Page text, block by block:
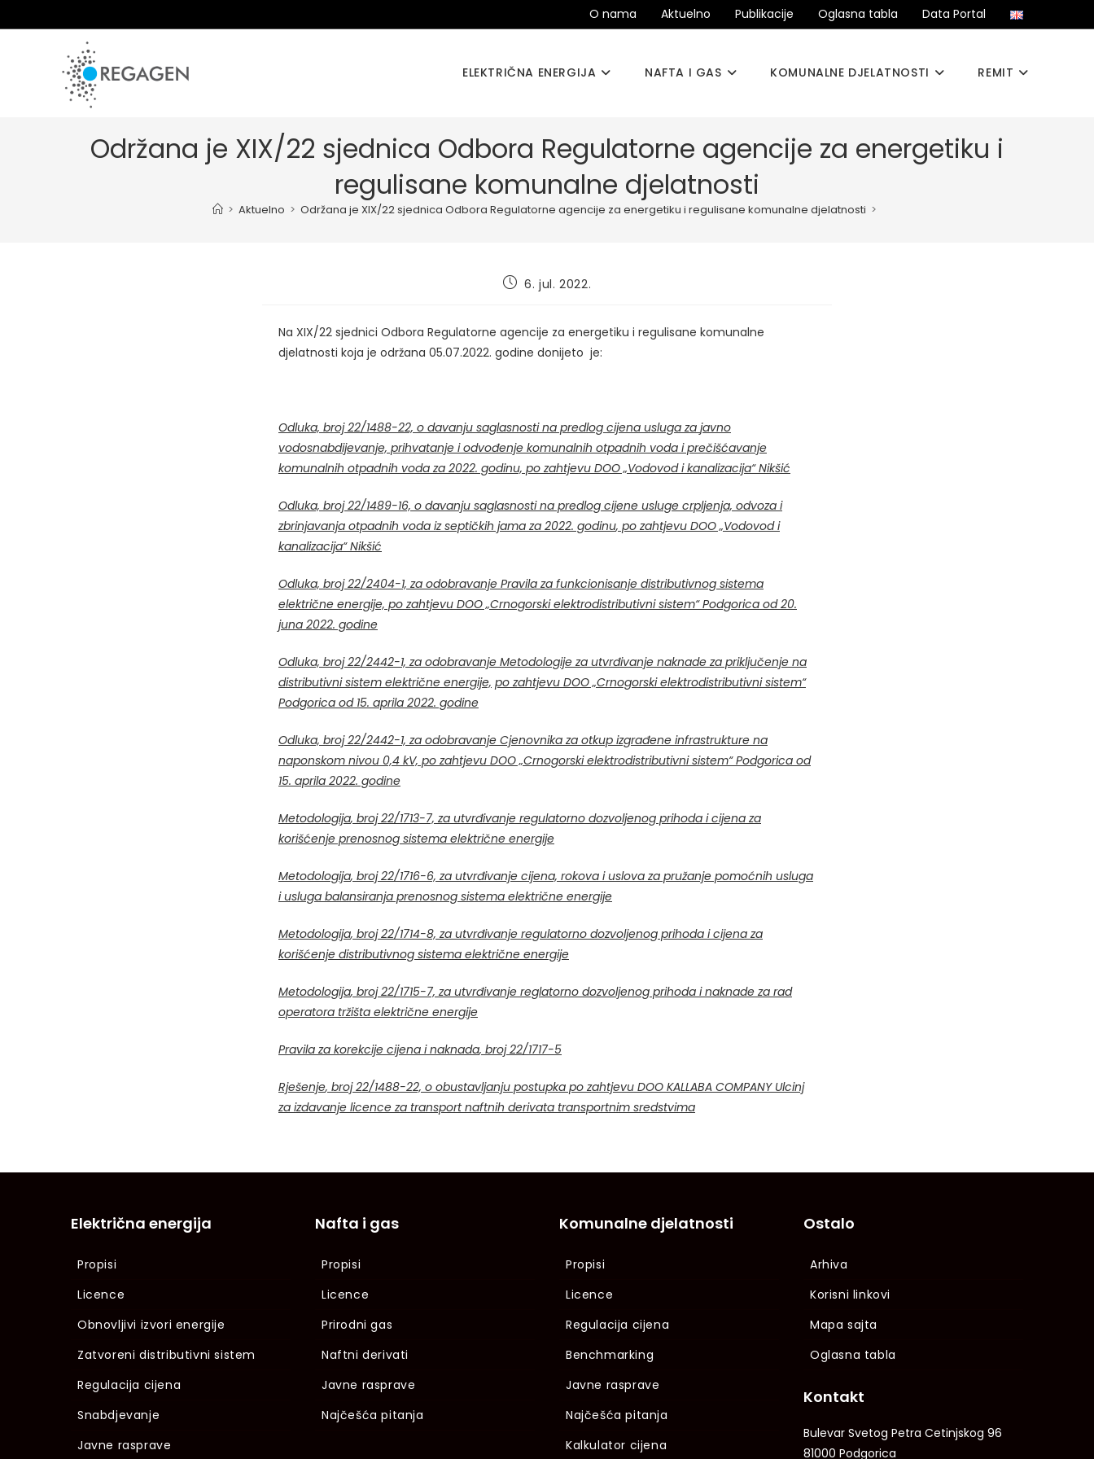
to
O nama Aktuelno Publikacije Oglasna tabla Data Portal
ELEKTRIČNA ENERGIJA NAFTA I GAS KOMUNALNE DJELATNOSTI REMIT
Održana je XIX/22 sjednica Odbora Regulatorne agencije za energetiku i
regulisane komunalne djelatnosti
> Aktuelno > Održana je XIX/22 sjednica Odbora Regulatorne agencije za energetiku i regulisane komunalne djelatnosti >
Post6. jul. 2022.
Na XIX/22 sjednici Odbora Regulatorne agencije za energetiku i regulisane komunalne
djelatnosti koja je održana 05.07.2022. godine donijeto je:
Odluka, broj 22/1488-22, o davanju saglasnosti na predlog cijena usluga za javno
vodosnabdijevanje, prihvatanje i odvođenje komunalnih otpadnih voda i prečišćavanje
komunalnih otpadnih voda za 2022. godinu, po zahtjevu DOO „Vodovod i kanalizacija“ Nikšić
Odluka, broj 22/1489-16, o davanju saglasnosti na predlog cijene usluge crpljenja, odvoza i
zbrinjavanja otpadnih voda iz septičkih jama za 2022. godinu, po zahtjevu DOO „Vodovod i
kanalizacija“ Nikšić
Odluka, broj 22/2404-1, za odobravanje Pravila za funkcionisanje distributivnog sistema
električne energije, po zahtjevu DOO „Crnogorski elektrodistributivni sistem“ Podgorica od 20.
juna 2022. godine
Odluka, broj 22/2442-1, za odobravanje Metodologije za utvrđivanje naknade za priključenje na
distributivni sistem električne energije, po zahtjevu DOO „Crnogorski elektrodistributivni sistem“
Podgorica od 15. aprila 2022. godine
Odluka, broj 22/2442-1, za odobravanje Cjenovnika za otkup izgrađene infrastrukture na
naponskom nivou 0,4 kV, po zahtjevu DOO „Crnogorski elektrodistributivni sistem“ Podgorica od
15. aprila 2022. godine
Metodologija, broj 22/1713-7, za utvrđivanje regulatorno dozvoljenog prihoda i cijena za
korišćenje prenosnog sistema električne energije
Metodologija, broj 22/1716-6, za utvrđivanje cijena, rokova i uslova za pružanje pomoćnih usluga
i usluga balansiranja prenosnog sistema električne energije
Metodologija, broj 22/1714-8, za utvrđivanje regulatorno dozvoljenog prihoda i cijena za
korišćenje distributivnog sistema električne energije
Metodologija, broj 22/1715-7, za utvrđivanje reglatorno dozvoljenog prihoda i naknade za rad
operatora tržišta električne energije
Pravila za korekcije cijena i naknada, broj 22/1717-5
Rješenje, broj 22/1488-22, o obustavljanju postupka po zahtjevu DOO KALLABA COMPANY Ulcinj
za izdavanje licence za transport naftnih derivata transportnim sredstvima
Električna energija
Propisi
Licence
Obnovljivi izvori energije
Zatvoreni distributivni sistem
Regulacija cijena
Snabdjevanje
Javne rasprave
Nafta i gas
Propisi
Licence
Prirodni gas
Naftni derivati
Javne rasprave
Najčešća pitanja
Komunalne djelatnosti
Propisi
Licence
Regulacija cijena
Benchmarking
Javne rasprave
Najčešća pitanja
Kalkulator cijena
Ostalo
Arhiva
Korisni linkovi
Mapa sajta
Oglasna tabla
Kontakt
Bulevar Svetog Petra Cetinjskog 96
81000 Podgorica